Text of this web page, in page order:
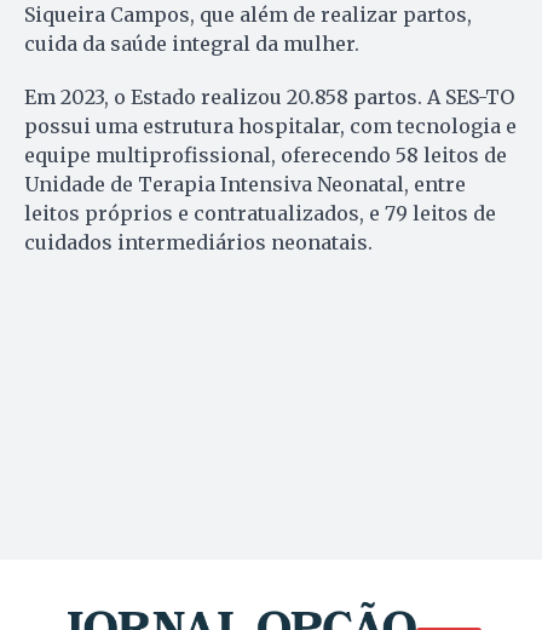
Siqueira Campos, que além de realizar partos,
cuida da saúde integral da mulher.
Em 2023, o Estado realizou 20.858 partos. A SES-TO
possui uma estrutura hospitalar, com tecnologia e
equipe multiprofissional, oferecendo 58 leitos de
Unidade de Terapia Intensiva Neonatal, entre
leitos próprios e contratualizados, e 79 leitos de
cuidados intermediários neonatais.